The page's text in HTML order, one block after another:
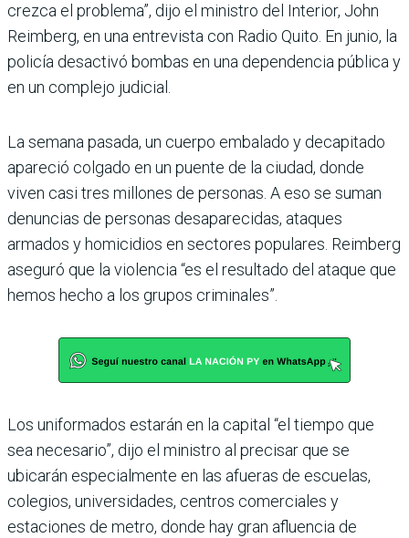
crezca el problema”, dijo el ministro del Interior, John
Reimberg, en una entrevista con Radio Quito. En junio, la
policía desactivó bombas en una dependencia pública y
en un complejo judicial.
La semana pasada, un cuerpo embalado y decapitado
apareció colgado en un puente de la ciudad, donde
viven casi tres millones de personas. A eso se suman
denuncias de personas desaparecidas, ataques
armados y homicidios en sectores populares. Reimberg
aseguró que la violencia “es el resultado del ataque que
hemos hecho a los grupos criminales”.
Los uniformados estarán en la capital “el tiempo que
sea necesario”, dijo el ministro al precisar que se
ubicarán especialmente en las afueras de escuelas,
colegios, universidades, centros comerciales y
estaciones de metro, donde hay gran afluencia de